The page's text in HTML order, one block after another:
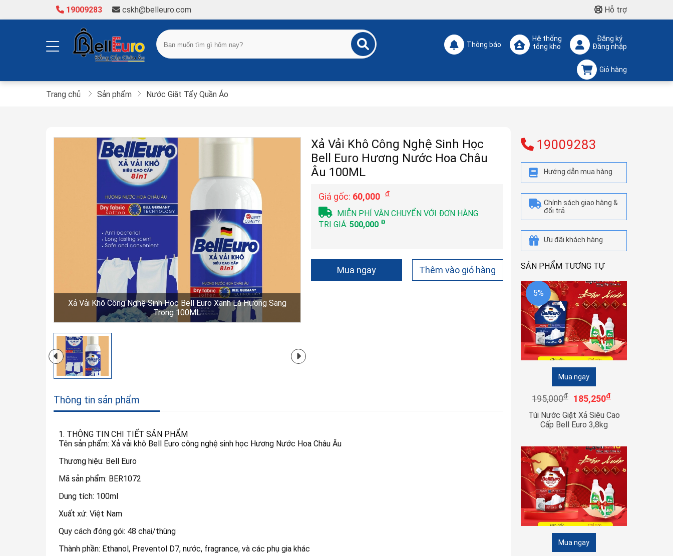
19009283 cskh@belleuro.com Hỗ trợ
Đăng ký
Đăng nhập
Hệ thống
tổng kho
Thông báo
Giỏ hàng
Trang chủ Sản phẩm Nước Giặt Tẩy Quần Áo
Xả Vải Khô Công Nghệ Sinh Học Bell Euro Xanh Lá Hương Sang
Trọng 100ML
Xả Vải Khô Công Nghệ Sinh Học
Bell Euro Hương Nước Hoa Châu
Âu 100ML
Giá gốc: 60,000 đ
MIỄN PHÍ VẬN CHUYỂN VỚI ĐƠN HÀNG
TRỊ GIÁ: 500,000 Đ
Mua ngay Thêm vào giỏ hàng
Thông tin sản phẩm
1. THÔNG TIN CHI TIẾT SẢN PHẨM
Tên sản phẩm: Xả vải khô Bell Euro công nghệ sinh học Hương Nước Hoa Châu Âu
Thương hiệu: Bell Euro
Mã sản phẩm: BER1072
Dung tích: 100ml
Xuất xứ: Việt Nam
Quy cách đóng gói: 48 chai/thùng
Thành phần: Ethanol, Preventol D7, nước, fragrance, và các phụ gia khác
19009283
Hướng dẫn mua hàng
Chính sách giao hàng &
đổi trả
Ưu đãi khách hàng
SẢN PHẨM TƯƠNG TỰ
5%
Mua ngay
195,000đ 185,250đ
Túi Nước Giặt Xả Siêu Cao
Cấp Bell Euro 3,8kg
Mua ngay